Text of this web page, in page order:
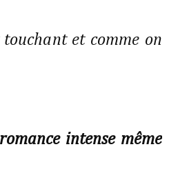
et comme on
intense même